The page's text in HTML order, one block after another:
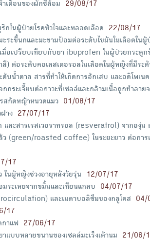
ำเดือนของผักชีล้อม
29/08/17
ในผู้ป่วยโรคหัวใจและหลอดเลือด
22/08/17
ระขี้นกและมะขามป้อมต่อระดับไขมันในเลือดใน
มื่อเปรียบเทียบกับยา ibuprofen ในผู้ป่วยกระดูก
) ต่อระดับคอเลสเตอรอลในเลือดในผู้หญิงที่มีระ
บน้ำตาล สารที่ทำให้เกิดการอักเสบ และอดิโพเ
กระเจี๊ยบต่อภาวะที่เซลล์และกล้ามเนื้อถูกทำลา
สกัดหญ้าหนวดแมว
01/08/17
าง
27/07/17
ละสารเรสเวอราทรอล (resveratrol) จากองุ่น
(green/roasted coffee) ในระยะยาว ต่อการ
17
ในผู้หญิงช่วงอายุหลังวัยรุ่น
12/07/17
ระเหยจากขมิ้นและเทียนแกลบ
04/07/17
และเมตาบอลิซึมของกลูโคส
04/
17
กาแฟ
27/06/17
แบบหลายขนานของเซลล์มะเร็งเต้านม
21/06/